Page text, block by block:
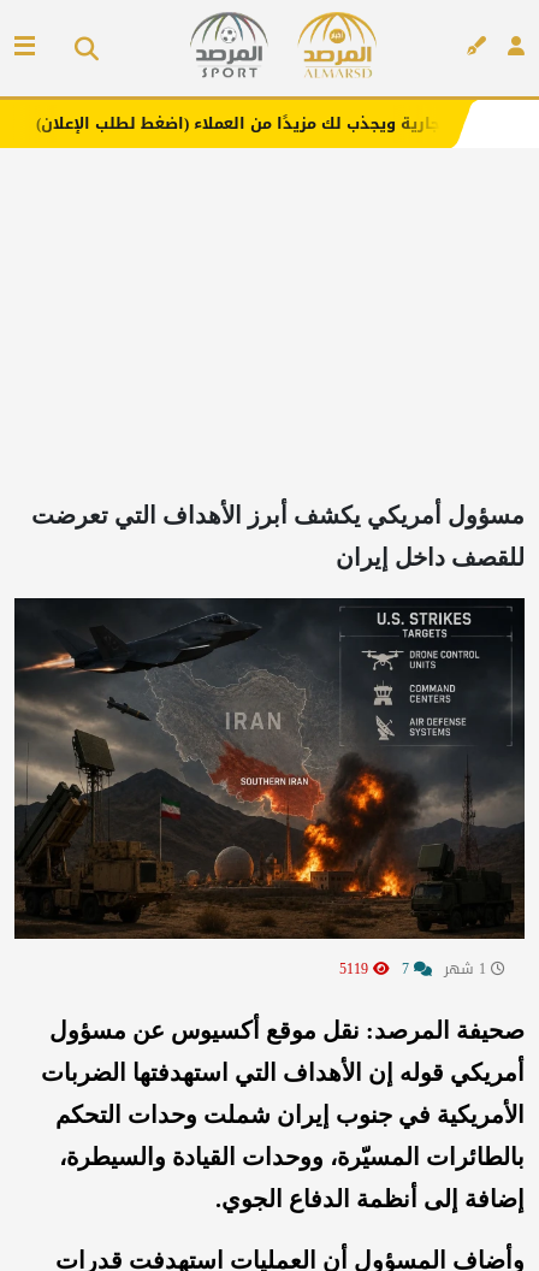
مفارش ويجذب لك مزيدًا من العملاء (اضغط لطلب الإعلان)
مسؤول أمريكي يكشف أبرز الأهداف التي تعرضت
للقصف داخل إيران
صحيفة المرصد: نقل موقع أكسيوس عن مسؤول
أمريكي قوله إن الأهداف التي استهدفتها الضربات
الأمريكية في جنوب إيران شملت وحدات التحكم
بالطائرات المسيّرة، ووحدات القيادة والسيطرة،
إضافة إلى أنظمة الدفاع الجوي.
وأضاف المسؤول أن العمليات استهدفت قدرات